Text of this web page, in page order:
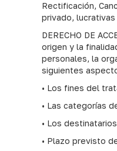
Rectificación,
privado,
DERECHO DE
origen y la
personales, la
siguientes
• Los fines del
• Las categorías
• Los
• Plazo previsto